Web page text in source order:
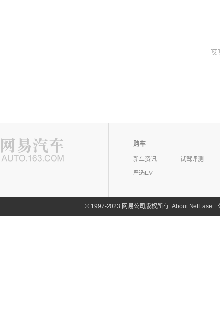
哎
购车
新车资讯
试驾评测
严选EV
©1997-2023 网易公司版权所有 About NetEase